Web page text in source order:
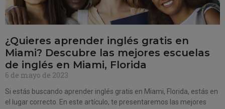
¿Quieres aprender inglés gratis en
Miami? Descubre las mejores escuelas
de inglés en Miami, Florida
6 de mayo de 2023
Si estás buscando aprender inglés gratis en Miami, Florida, estás en
el lugar correcto. En este artículo, te presentaremos las mejores